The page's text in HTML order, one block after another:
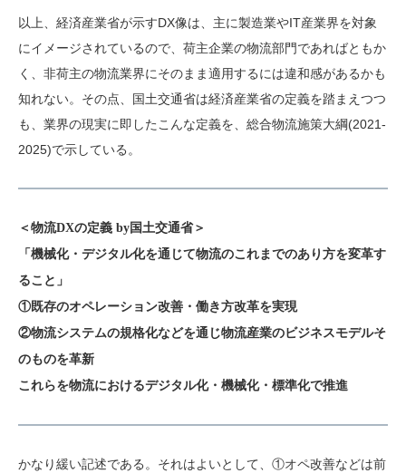
以上、経済産業省が示すDX像は、主に製造業やIT産業界を対象
にイメージされているので、荷主企業の物流部門であればともか
く、非荷主の物流業界にそのまま適用するには違和感があるかも
知れない。その点、国土交通省は経済産業省の定義を踏まえつつ
も、業界の現実に即したこんな定義を、総合物流施策大綱(2021-
2025)で示している。
＜物流DXの定義 by国土交通省＞
「機械化・デジタル化を通じて物流のこれまでのあり方を変革す
ること」
①既存のオペレーション改善・働き方改革を実現
②物流システムの規格化などを通じ物流産業のビジネスモデルそ
のものを革新
これらを物流におけるデジタル化・機械化・標準化で推進
かなり緩い記述である。それはよいとして、①オペ改善などは前